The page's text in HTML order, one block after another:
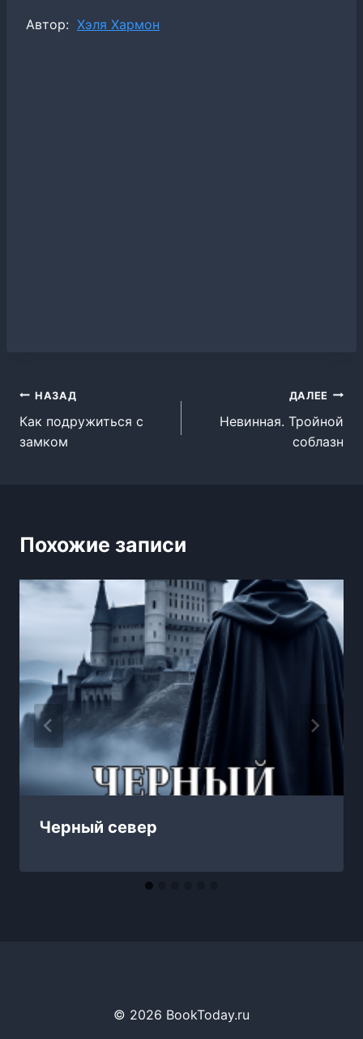
Метки
Автор: Хэля Хармон
Навигация
по
НАЗАД
Как подружиться с
замком
ДАЛЕЕ
Невинная. Тройной
соблазн
Похожие записи
Черный север
© 2026 BookToday.ru